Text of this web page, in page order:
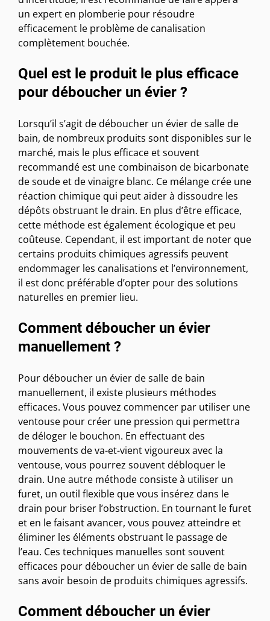
un expert en plomberie pour résoudre
efficacement le problème de canalisation
complètement bouchée.
Quel est le produit le plus efficace
pour déboucher un évier ?
Lorsqu’il s’agit de déboucher un évier de salle de
bain, de nombreux produits sont disponibles sur le
marché, mais le plus efficace et souvent
recommandé est une combinaison de bicarbonate
de soude et de vinaigre blanc. Ce mélange crée une
réaction chimique qui peut aider à dissoudre les
dépôts obstruant le drain. En plus d’être efficace,
cette méthode est également écologique et peu
coûteuse. Cependant, il est important de noter que
certains produits chimiques agressifs peuvent
endommager les canalisations et l’environnement,
il est donc préférable d’opter pour des solutions
naturelles en premier lieu.
Comment déboucher un évier
manuellement ?
Pour déboucher un évier de salle de bain
manuellement, il existe plusieurs méthodes
efficaces. Vous pouvez commencer par utiliser une
ventouse pour créer une pression qui permettra
de déloger le bouchon. En effectuant des
mouvements de va-et-vient vigoureux avec la
ventouse, vous pourrez souvent débloquer le
drain. Une autre méthode consiste à utiliser un
furet, un outil flexible que vous insérez dans le
drain pour briser l’obstruction. En tournant le furet
et en le faisant avancer, vous pouvez atteindre et
éliminer les éléments obstruant le passage de
l’eau. Ces techniques manuelles sont souvent
efficaces pour déboucher un évier de salle de bain
sans avoir besoin de produits chimiques agressifs.
Comment déboucher un évier